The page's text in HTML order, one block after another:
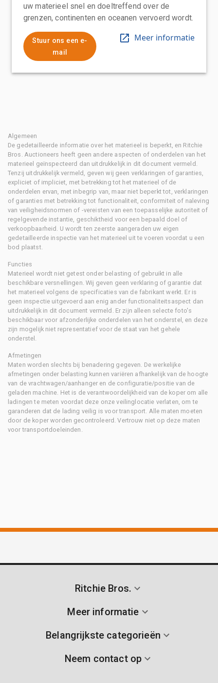
uw materieel snel en doeltreffend over de
grenzen, continenten en oceanen vervoerd wordt.
Stuur ons een e-
mail
Meer informatie
Algemeen
De gedetailleerde informatie over het materieel is beperkt, en Ritchie
Bros. Auctioneers heeft geen andere aspecten of onderdelen van het
materieel geïnspecteerd dan uitdrukkelijk in dit document vermeld.
Tenzij uitdrukkelijk vermeld, geven wij geen verklaringen of garanties,
expliciet of impliciet, met betrekking tot het materieel of de
onderdelen ervan, met inbegrip van, maar niet beperkt tot, verklaringen
of garanties met betrekking tot functionaliteit, conformiteit of naleving
van veiligheidsnormen of -vereisten van een toepasselijke autoriteit of
regelgevende instantie, geschiktheid voor een bepaald doel of
verkoopbaarheid. U wordt ten zeerste aangeraden uw eigen
gedetailleerde inspectie van het materieel uit te voeren voordat u een
bod plaatst.
Functies
Materieel wordt niet getest onder belasting of gebruikt in alle
beschikbare versnellingen. Wij geven geen verklaring of garantie dat
het materieel volgens de specificaties van de fabrikant werkt. Er is
geen inspectie uitgevoerd aan enig ander functionaliteitsaspect dan
uitdrukkelijk in dit document vermeld. Er zijn alleen selecte foto's
beschikbaar voor afzonderlijke onderdelen van het onderstel, en deze
zijn mogelijk niet representatief voor de staat van het gehele
onderstel.
Afmetingen
Maten worden slechts bij benadering gegeven. De werkelijke
afmetingen onder belasting kunnen variëren afhankelijk van de hoogte
van de vrachtwagen/aanhanger en de configuratie/positie van de
geladen machine. Het is de verantwoordelijkheid van de koper om alle
ladingen te meten voordat deze onze veilinglocatie verlaten, om te
garanderen dat de lading veilig is voor transport. Alle maten moeten
door de koper worden gecontroleerd. Vertrouw niet op deze maten
voor transportdoeleinden.
Ritchie Bros.
Meer informatie
Belangrijkste categorieën
Neem contact op